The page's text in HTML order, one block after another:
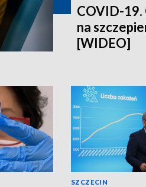
COVID-
na
[WIDEO]
SZCZECIN